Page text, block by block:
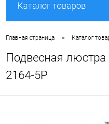
Каталог товаров
Главная страница • Каталог
Подвесная
2164-5P